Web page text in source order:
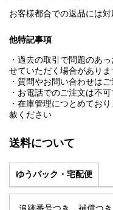
お客様都合での返品には対
他特記事項
・過去の取引で問題のあ
せていただく場合がありま
・質問やお問い合わせは
・お電話でのご注文は不可
・在庫管理につとめてお
赦ください
送料について
ゆうパック・宅配便